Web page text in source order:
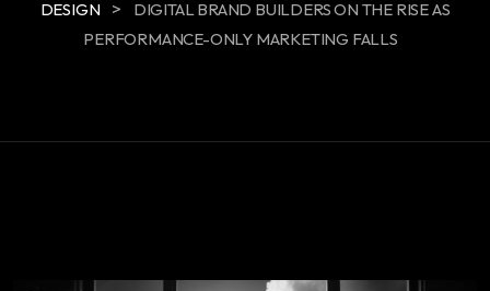
DESIGN
>
DIGITAL BRAND BUILDERS ON THE RISE AS
PERFORMANCE-ONLY MARKETING FALLS